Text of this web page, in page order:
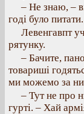
– Не знаю, –
годі було питати.
Левенгавпт
рятунку.
– Бачите,
товариші
ми можемо за
– Тут не про
гурті. – Хай